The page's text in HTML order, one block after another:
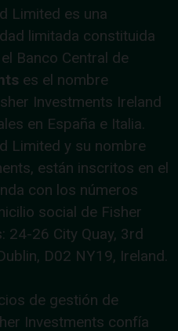
Limited es una
limitada constituida
Banco Central de
es el nombre
Investments Ireland
en España e Italia.
Limited y su nombre
están inscritos en el
con los números
social de Fisher
24-26 City Quay, 3rd
D02 NY19, Ireland.
de gestión de
Investments confía